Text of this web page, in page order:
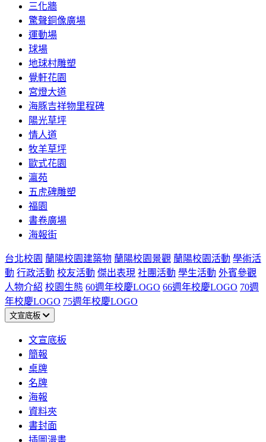
三化牆
驚聲銅像廣場
運動場
球場
地球村雕塑
覺軒花園
宮燈大道
海豚吉祥物里程碑
陽光草坪
情人道
牧羊草坪
歐式花園
瀛苑
五虎碑雕塑
福園
書卷廣場
海報街
台北校園 蘭陽校園建築物 蘭陽校園景觀 蘭陽校園活動 學術活
動 行政活動 校友活動 傑出表現 社團活動 學生活動 外賓參觀
人物介紹 校園生態 60週年校慶LOGO 66週年校慶LOGO 70週
年校慶LOGO 75週年校慶LOGO
文宣底板
文宣底板
簡報
桌牌
名牌
海報
資料夾
書封面
插圖漫畫